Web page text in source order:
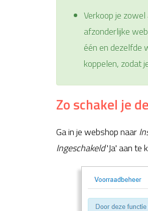
Verkoop je
afzonderlijke
één en dezelfde
koppelen, zodat
Zo schakel je
Ga in je webshop naar
Ingeschakeld'Ja' aan te